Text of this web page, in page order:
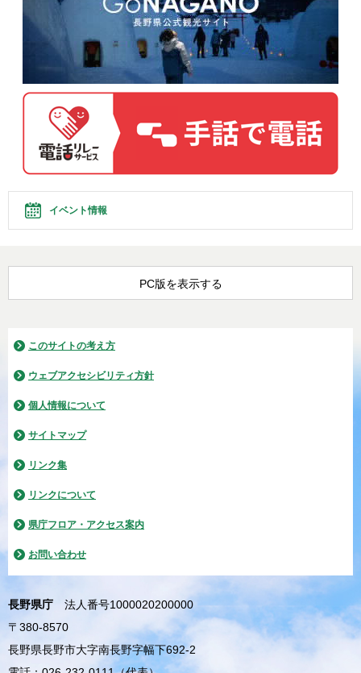
イベント情報
PC版を表示する
このサイトの考え方
ウェブアクセシビリティ方針
個人情報について
サイトマップ
リンク集
リンクについて
県庁フロア・アクセス案内
お問い合わせ
長野県庁
法人番号1000020200000
〒380-8570
長野県長野市大字南長野字幅下692-2